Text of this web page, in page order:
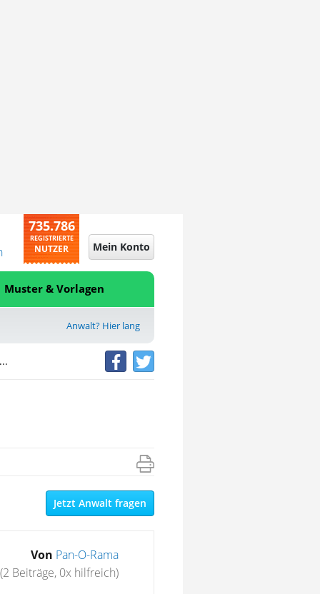
735.786
REGISTRIERTE
NUTZER Mein Konto
Muster & Vorlagen
Anwalt? Hier lang
Jetzt Anwalt fragen
Von Pan-O-Rama
(2 Beiträge, 0x hilfreich)